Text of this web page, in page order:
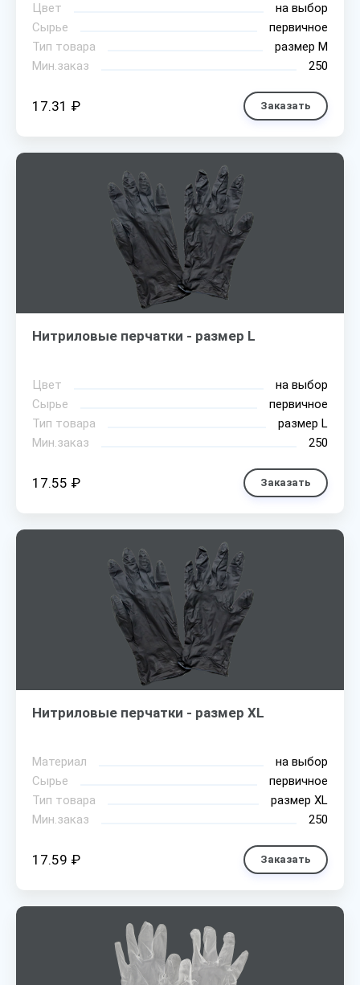
Цвет
на выбор
Сырье
первичное
Тип товара
размер М
Мин.заказ
250
17.31 ₽ Заказать
Нитриловые перчатки - размер L
Цвет
на выбор
Сырье
первичное
Тип товара
размер L
Мин.заказ
250
17.55 ₽ Заказать
Нитриловые перчатки - размер XL
Материал
на выбор
Сырье
первичное
Тип товара
размер XL
Мин.заказ
250
17.59 ₽ Заказать